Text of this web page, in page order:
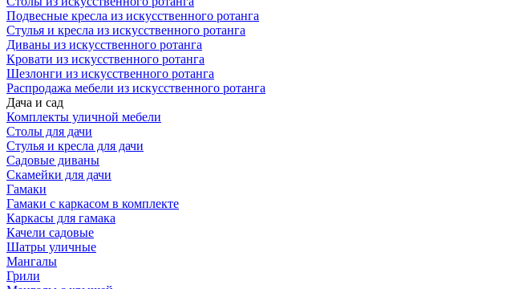
Подвесные кресла из искусственного ротанга
Стулья и кресла из искусственного ротанга
Диваны из искусственного ротанга
Кровати из искусственного ротанга
Шезлонги из искусственного ротанга
Распродажа мебели из искусственного ротанга
Дача и сад
Комплекты уличной мебели
Столы для дачи
Стулья и кресла для дачи
Садовые диваны
Скамейки для дачи
Гамаки
Гамаки с каркасом в комплекте
Каркасы для гамака
Качели садовые
Шатры уличные
Мангалы
Грили